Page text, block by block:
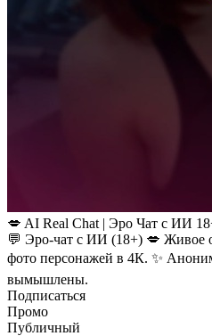
💋 AI Real Chat | Эро Чат с ИИ
💬 Эро-чат с ИИ (18+) 💋 Живое
фото персонажей в 4К. ✨
вымышлены.
Подписаться
Промо
Публичный